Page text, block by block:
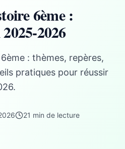
6ème :
2026
: thèmes, repères,
pratiques pour réussir
21 min de lecture